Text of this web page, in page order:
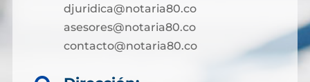
djuridica@notaria80.co
asesores@notaria80.co
contacto@notaria80.co ​